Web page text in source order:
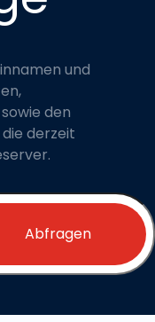
und
den
derzeit
Abfragen